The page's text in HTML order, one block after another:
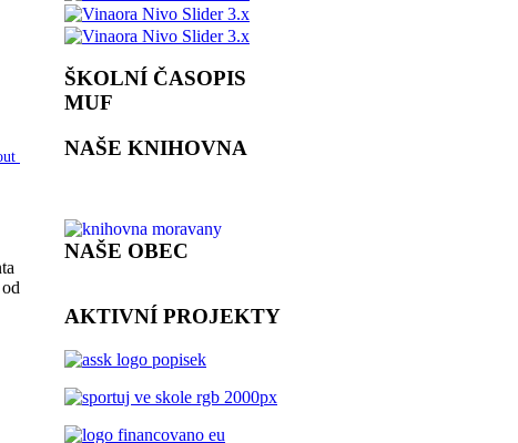
ŠKOLNÍ ČASOPIS
MUF
NAŠE KNIHOVNA
NAŠE OBEC
AKTIVNÍ PROJEKTY